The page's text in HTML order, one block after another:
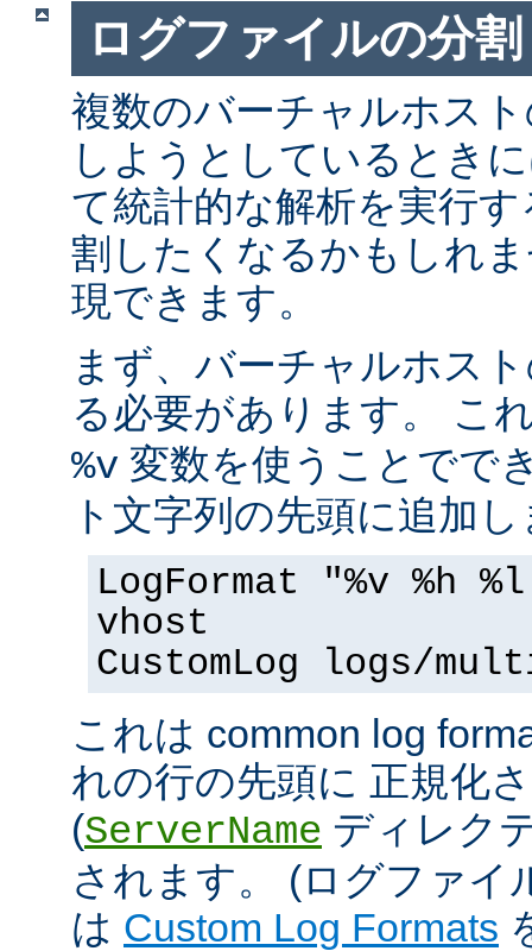
ログファイルの分割
複数のバーチャルホス
しようとしているとき
て統計的な解析を実行
割したくなるかもしれ
現できます。
まず、バーチャルホス
る必要があります。 こ
%v 変数を使うことでで
ト文字列の先頭に追加
LogFormat "%v %h
vhost
CustomLog logs/
これは common log
れの行の先頭に 正規化
(ServerName ディレク
されます。 (ログファイ
は Custom Log Formats